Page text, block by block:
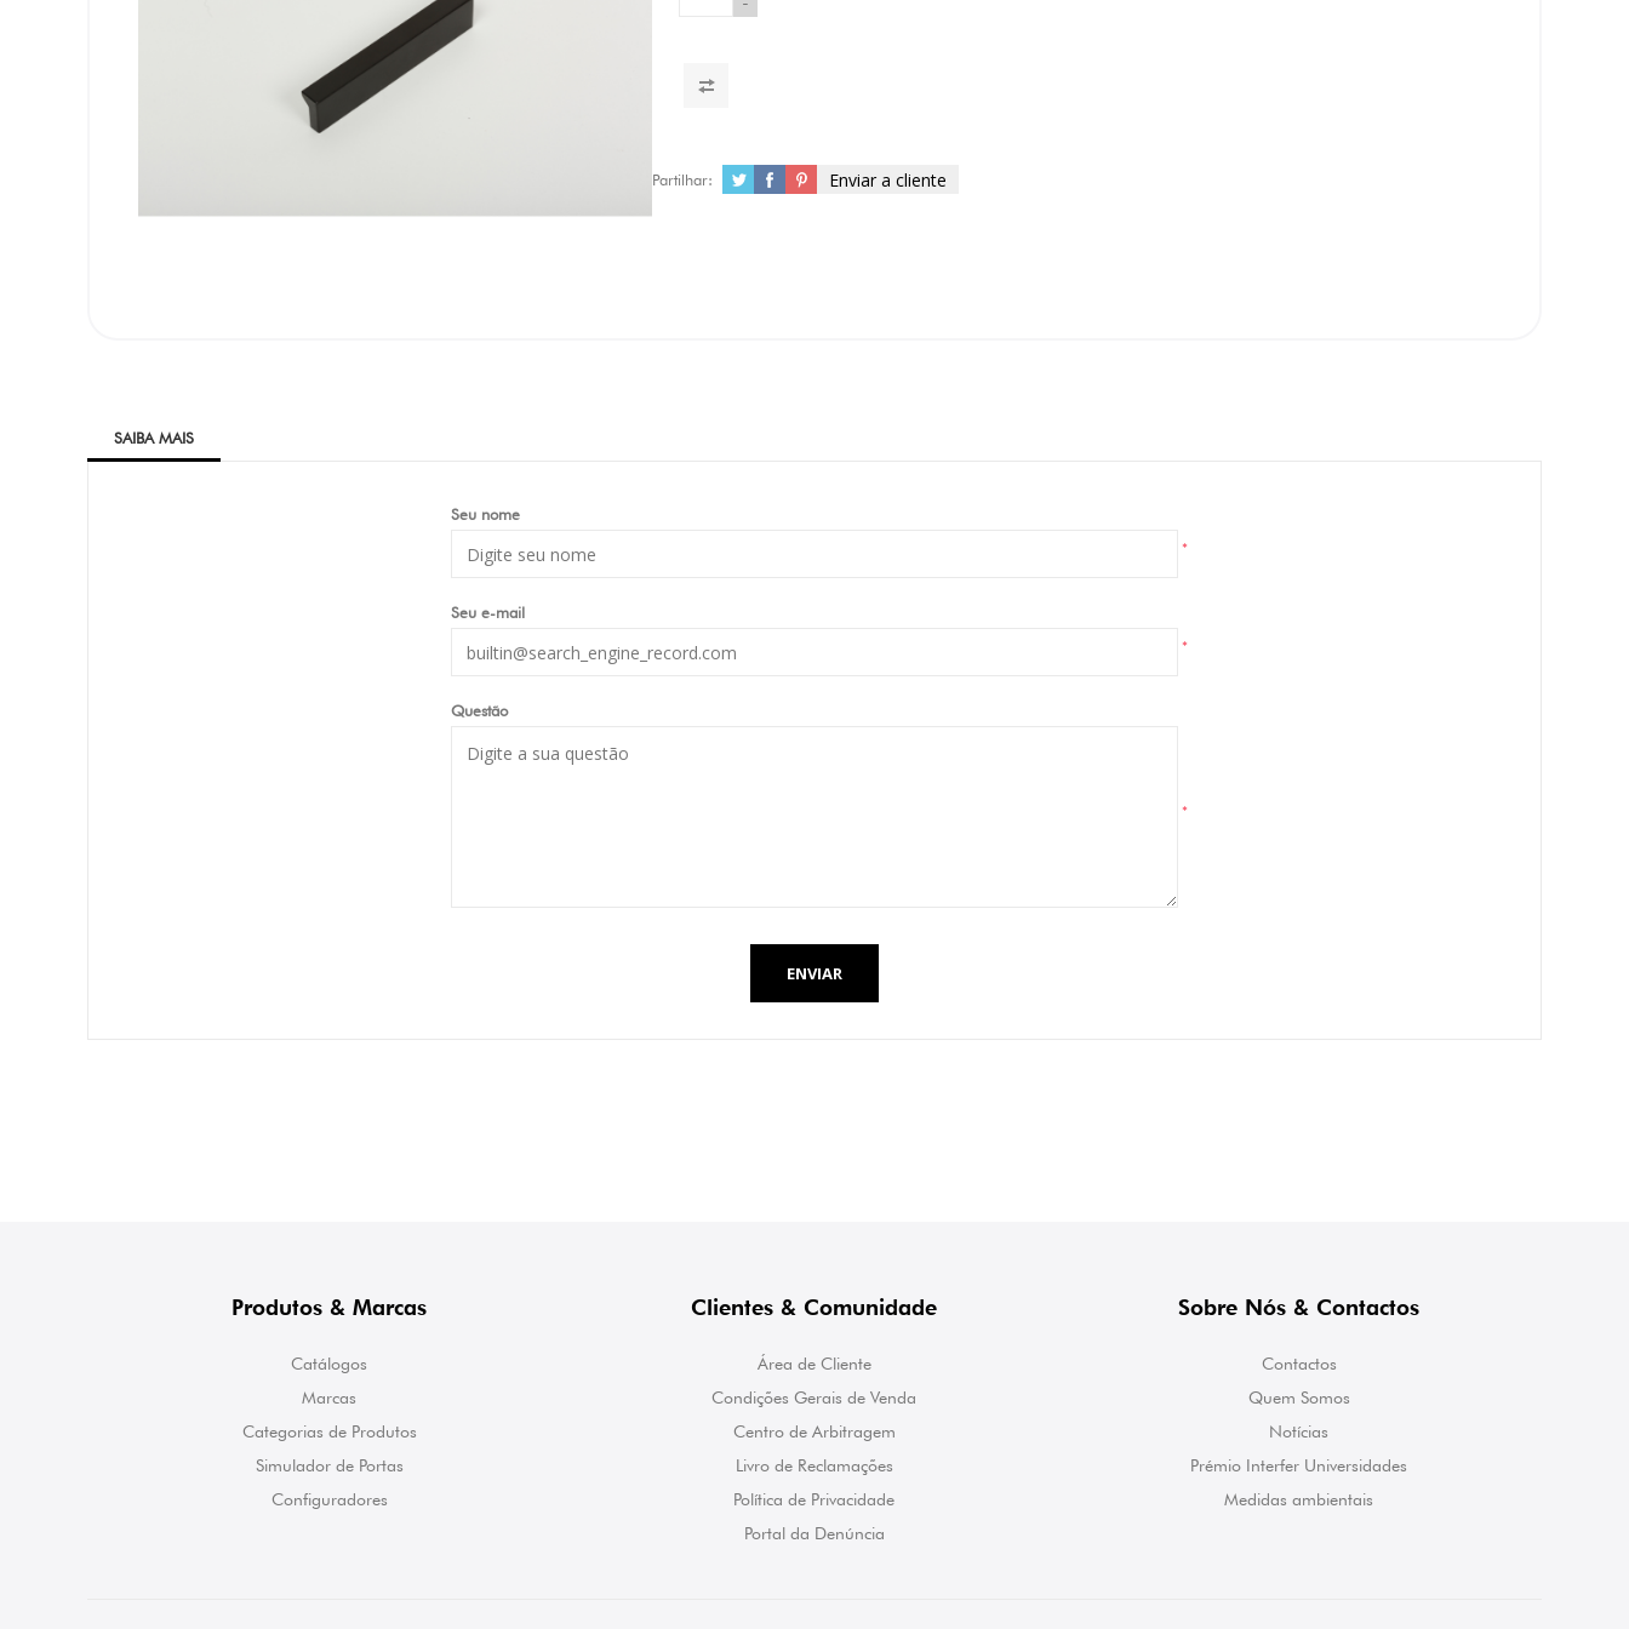
Partilhar: Enviar a cliente
SAIBA MAIS
Seu nome
*
Seu e-mail
*
Questão
*
ENVIAR
Produtos & Marcas
Catálogos
Marcas
Categorias de Produtos
Simulador de Portas
Configuradores
Clientes & Comunidade
Área de Cliente
Condições Gerais de Venda
Centro de Arbitragem
Livro de Reclamações
Política de Privacidade
Portal da Denúncia
Sobre Nós & Contactos
Contactos
Quem Somos
Notícias
Prémio Interfer Universidades
Medidas ambientais